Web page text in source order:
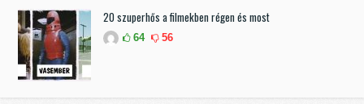
20 szuperhős a filmekben régen és most
64 56